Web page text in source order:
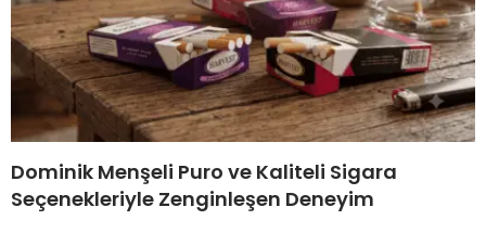
Dominik Menşeli Puro ve Kaliteli Sigara
Seçenekleriyle Zenginleşen Deneyim